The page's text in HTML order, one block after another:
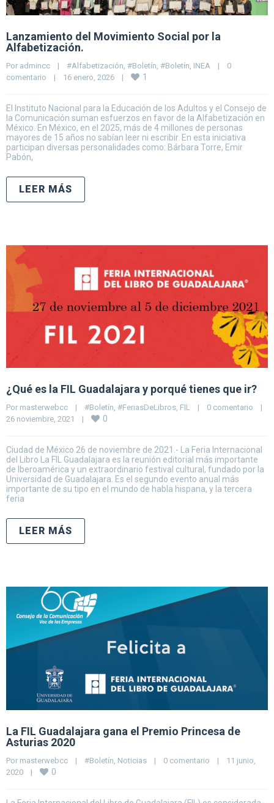
Lanzamiento del Movimiento Social por la
Alfabetización.
Por admincc | #Alfabetización #Boletín #Boletín INEA |
0
comentario
| 16 enero, 2026 | 1
El Instituto Nacional para la Educación de los Adultos y el Consejo de
la Comunicación suman esfuerzos en favor de la Alfabetización en
México. En México, en el 2025, más de 4 millones de personas
mayores de 15 años no sabían leer ni escribir. En esta iniciativa
participan diversas personalidades como: Bárbara Torre, Emir
Pabón,
LEER MÁS
¿Qué es la FIL Guadalajara y porqué tienes que ir?
Por masterwebcc | #Boletín, #FeriasDeLibros, FIL | 0 comentario
|
26 noviembre, 2021 | 0
Ciudad de México 26 de noviembre de 2021.- La Feria Internacional
del Libro La FIL Guadalajara es la reunión editorial más importante
de Iberoamérica y un extraordinario festival cultural, fundado por la
Universidad de Guadalajara. Es el segundo evento anual más
importante de su tipo en el mundo de habla hispana, y la tercera
feria
LEER MÁS
La FIL Guadalajara gana el Premio Princesa de
Asturias 2020
Por masterwebcc | #Boletín Noticias | 0 comentario |
11 junio,
2020 | 0